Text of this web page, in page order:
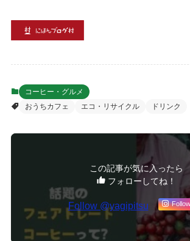
コーヒー・グルメ
おうちカフェ
エコ・リサイクル ドリンク
この記事が気に入ったら
フォローしてね！
Follow @yagipitsu